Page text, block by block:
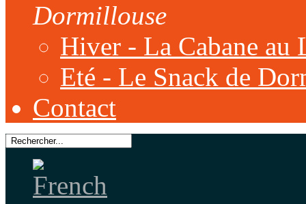
Dormillouse
Hiver - La Cabane au
Eté - Le Snack de
Contact